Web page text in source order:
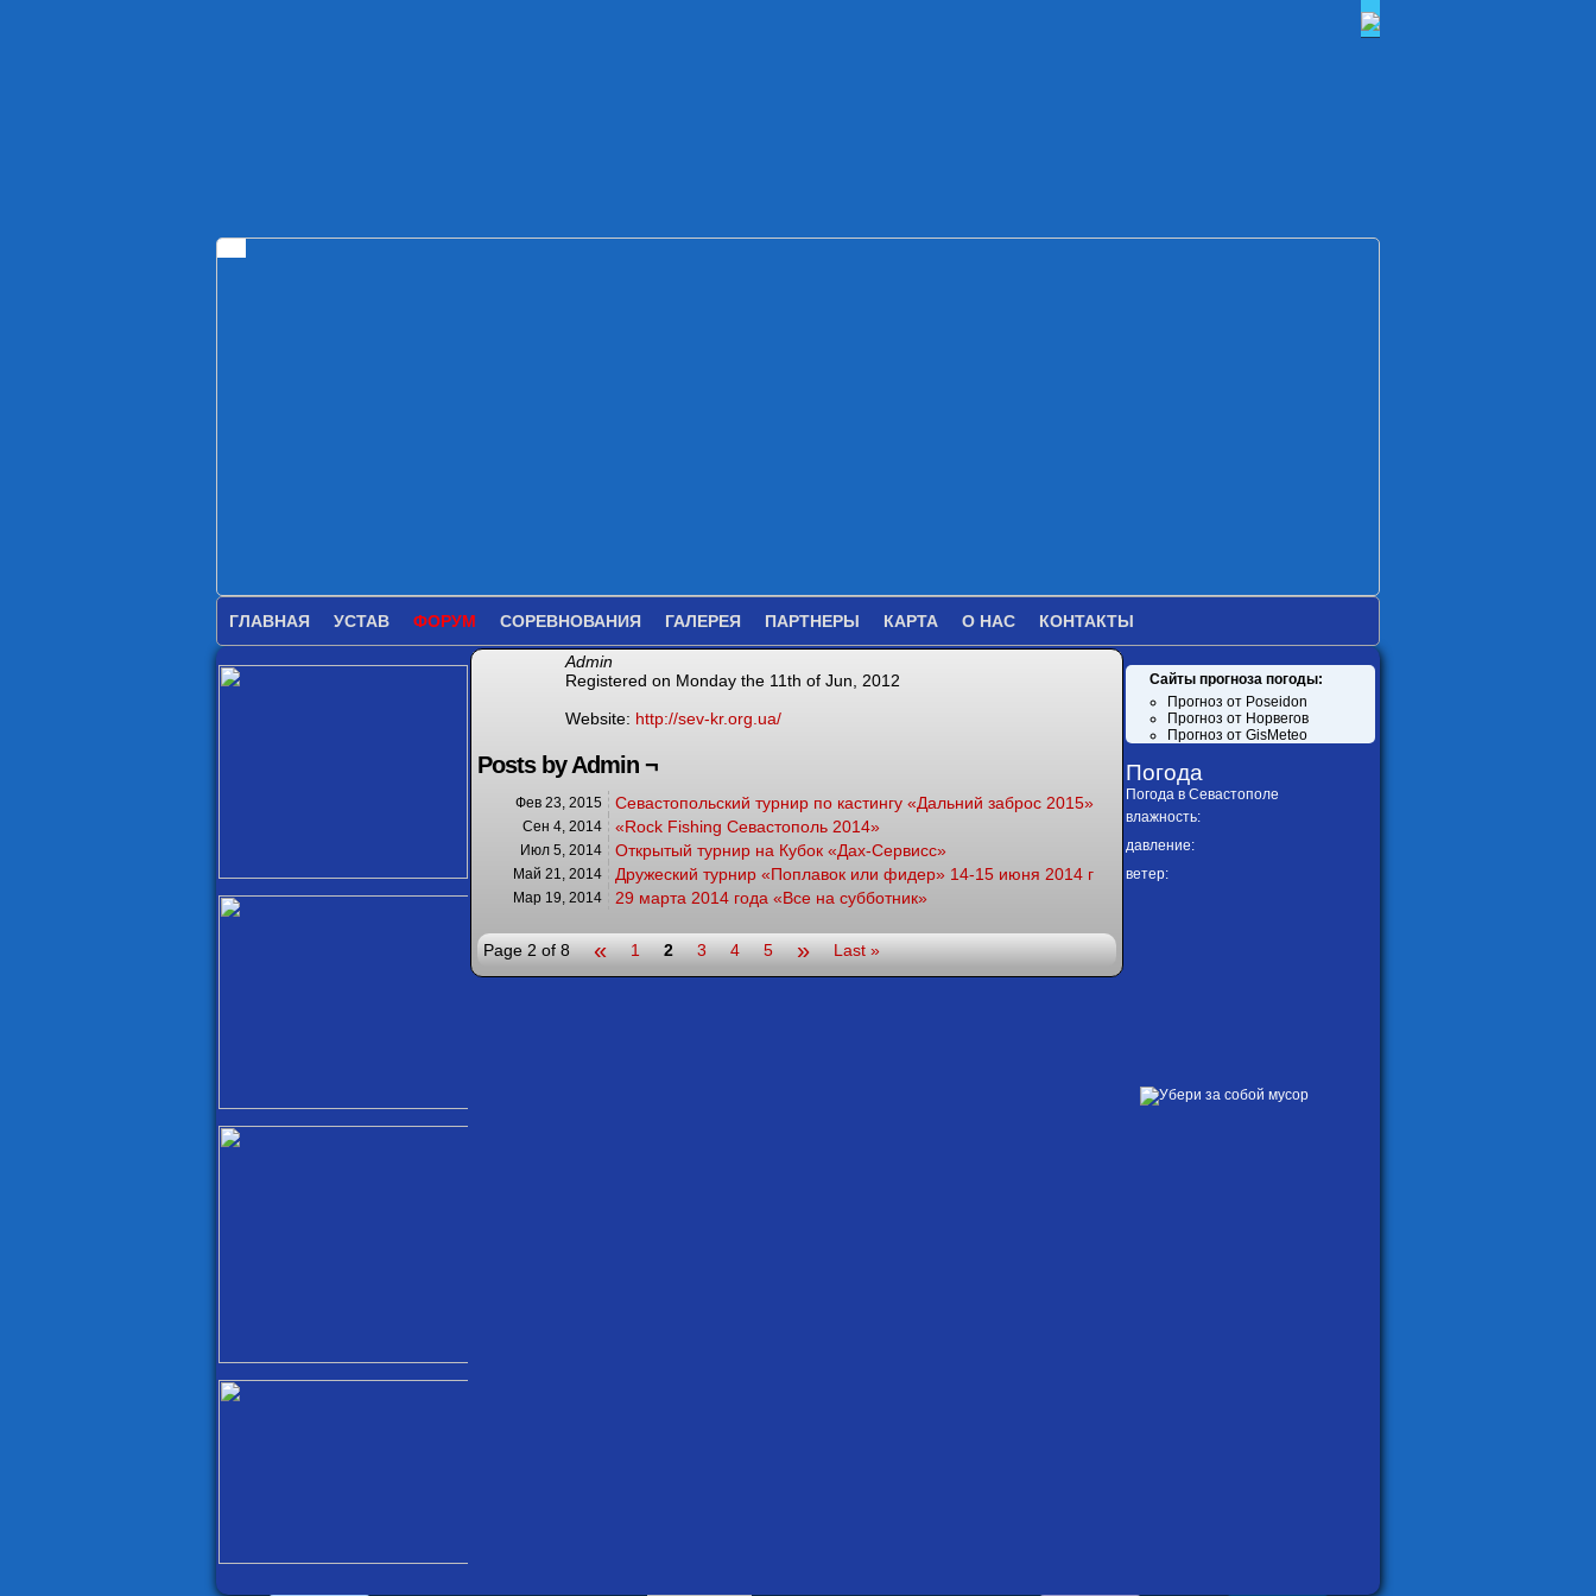
ГЛАВНАЯ УСТАВ ФОРУМ СОРЕВНОВАНИЯ ГАЛЕРЕЯ ПАРТНЕРЫ КАРТА О НАС КОНТАКТЫ
Admin
Registered on Monday the 11th of Jun, 2012
Website: http://sev-kr.org.ua/
Posts by Admin ¬
Фев 23, 2015 Севастопольский турнир по кастингу «Дальний заброс 2015»
Сен 4, 2014 «Rock Fishing Севастополь 2014»
Июл 5, 2014 Открытый турнир на Кубок «Дах-Сервисс»
Май 21, 2014 Дружеский турнир «Поплавок или фидер» 14-15 июня 2014 г
Мар 19, 2014 29 марта 2014 года «Все на субботник»
Page 2 of 8 « 1 2 3 4 5 » Last »
Сайты прогноза погоды:
Прогноз от Poseidon
Прогноз от Норвегов
Прогноз от GisMeteo
Погода
Погода в Севастополе
влажность:
давление:
ветер: